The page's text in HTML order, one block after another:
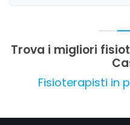
elemento positivo.
riconoscimenti
capacità di
Trova i migliori
Fisioterapisti in